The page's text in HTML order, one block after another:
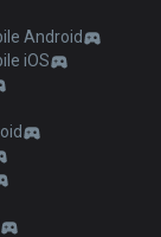
Android
iOS